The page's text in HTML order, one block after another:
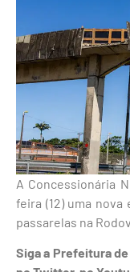
A Concessionária
feira (12) uma
passarelas na
Siga a Prefeitura